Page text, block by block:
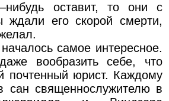
оставит, то они с
ждали его скорой смерти,
самое интересное.
вообразить себе, что
почтенный юрист. Каждому
сан священнослужителю в